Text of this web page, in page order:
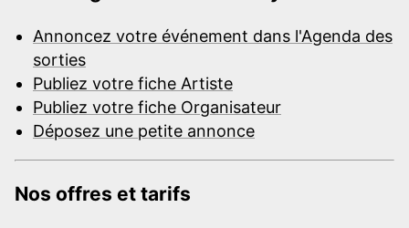
Annoncez votre événement dans l'Agenda des
sorties
Publiez votre fiche Artiste
Publiez votre fiche Organisateur
Déposez une petite annonce
Nos offres et tarifs